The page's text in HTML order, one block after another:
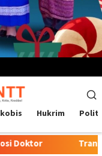
Hukrim
Transformasi